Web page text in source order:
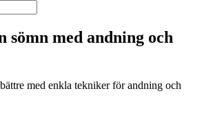
med andning och
med enkla tekniker för andning och